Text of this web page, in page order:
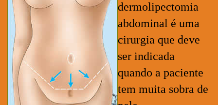
dermolipectomia
abdominal é uma
cirurgia que deve
ser indicada
quando a paciente
tem muita sobra de